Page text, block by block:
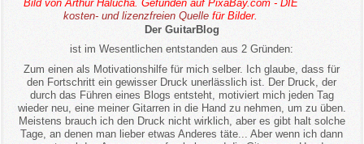
Bild von Arthur Halucha. Gefunden auf PixaBay.com - DIE
kosten- und lizenzfreien Quelle für Bilder.
Der GuitarBlog
ist im Wesentlichen entstanden aus 2 Gründen:
Zum einen als Motivationshilfe für mich selber. Ich glaube, dass für
den Fortschritt ein gewisser Druck unerlässlich ist. Der Druck, der
durch das Führen eines Blogs entsteht, motiviert mich jeden Tag
wieder neu, eine meiner Gitarren in die Hand zu nehmen, um zu üben.
Meistens brauch ich den Druck nicht wirklich, aber es gibt halt solche
Tage, an denen man lieber etwas Anderes täte... Aber wenn ich dann